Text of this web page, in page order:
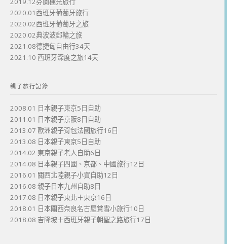
2020.01西班牙葡萄牙旅行
2020.02西班牙葡萄牙之旅
2020.02典波波郵輪之旅
2021.08德捷匈自由行34天
2021.10 西班牙深度之旅14天
親子旅行記錄
2008.01 日本親子東京5日自助
2011.01 日本親子京阪8日自助
2013.07 歐洲親子背包法國旅行16日
2013.08 日本親子東京5日自助
2014.02 東京親子老人自助6日
2014.08 日本親子四國、京都、中國旅行12日
2016.01 關西北陸親子小資自助12日
2016.08 親子日本九州自助8日
2017.08 日本親子東北＋東京16日
2018.01 日本關西奈良名古屋賞雪小旅行10日
2018.08 吉隆坡＋西班牙親子朝聖之路旅行17日